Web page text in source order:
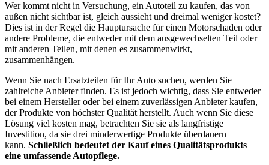
Wer kommt nicht in Versuchung, ein Autoteil zu kaufen, das von
außen nicht sichtbar ist, gleich aussieht und dreimal weniger kostet?
Dies ist in der Regel die Hauptursache für einen Motorschaden oder
andere Probleme, die entweder mit dem ausgewechselten Teil oder
mit anderen Teilen, mit denen es zusammenwirkt,
zusammenhängen.
Wenn Sie nach Ersatzteilen für Ihr Auto suchen, werden Sie
zahlreiche Anbieter finden. Es ist jedoch wichtig, dass Sie entweder
bei einem Hersteller oder bei einem zuverlässigen Anbieter kaufen,
der Produkte von höchster Qualität herstellt. Auch wenn Sie diese
Lösung viel kosten mag, betrachten Sie sie als langfristige
Investition, da sie drei minderwertige Produkte überdauern
kann. Schließlich bedeutet der Kauf eines Qualitätsprodukts
eine umfassende Autopflege.